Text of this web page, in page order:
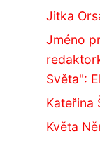
Jitka
Jméno
Světa":
Kateřina
Květa